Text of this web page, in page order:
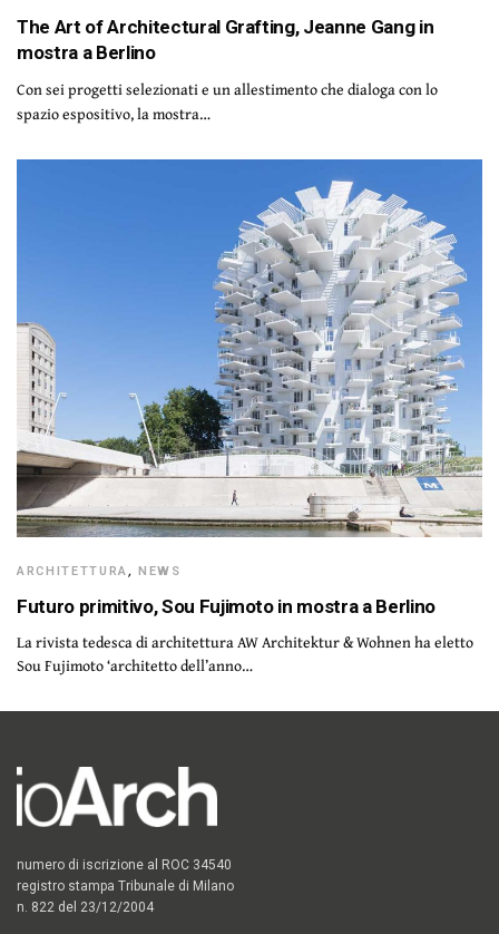
The Art of Architectural Grafting, Jeanne Gang in
mostra a Berlino
Con sei progetti selezionati e un allestimento che dialoga con lo
spazio espositivo, la mostra…
ARCHITETTURA,NEWS
Futuro primitivo, Sou Fujimoto in mostra a Berlino
La rivista tedesca di architettura AW Architektur & Wohnen ha eletto
Sou Fujimoto ‘architetto dell’anno…
numero di iscrizione al ROC 34540
registro stampa Tribunale di Milano
n. 822 del 23/12/2004